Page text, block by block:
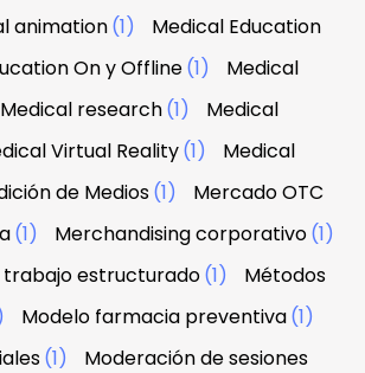
animation(1)
Medical Education
On y Offline(1)
Medical
Medical research(1)
Medical
Virtual Reality(1)
Medical
de Medios(1)
Mercado OTC
(1) Merchandising corporativo(1)
estructurado(1)
Métodos
Modelo farmacia preventiva(1)
(1)
Moderación de sesiones